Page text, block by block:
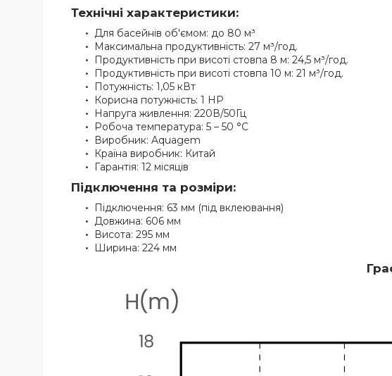
Технічні характеристики:
Для басейнів об'ємом: до 80 м³
Максимальна продуктивність: 27 м³/год.
Продуктивність при висоті стовпа 8 м: 24,5 м³/год.
Продуктивність при висоті стовпа 10 м: 21 м³/год.
Потужність: 1,05 кВт
Корисна потужність: 1 HP
Напруга живлення: 220В/50Гц
Робоча температура: 5 – 50 °С
Виробник: Aquagem
Країна виробник: Китай
Гарантія: 12 місяців
Підключення та розміри:
Підключення: 63 мм (під вклеювання)
Довжина: 606 мм
Висота: 295 мм
Ширина: 224 мм